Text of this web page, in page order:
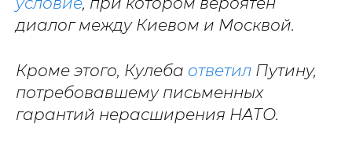
диалог между Киевом и Москвой.
Кроме этого, Кулеба ответил Путину,
потребовавшему письменных
гарантий нерасширения НАТО.